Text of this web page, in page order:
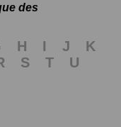
des
H I J
K
S T
U